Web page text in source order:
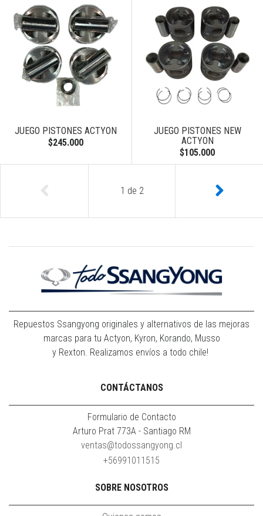
JUEGO PISTONES ACTYON
$245.000
JUEGO PISTONES NEW
ACTYON
$105.000
1 de 2
Repuestos Ssangyong originales y alternativos de las mejoras
marcas para tu Actyon, Kyron, Korando, Musso
y Rexton. Realizamos envíos a todo chile!
CONTÁCTANOS
Formulario de Contacto
Arturo Prat 773A - Santiago RM
ventas@todossangyong.cl
+56991011515
SOBRE NOSOTROS